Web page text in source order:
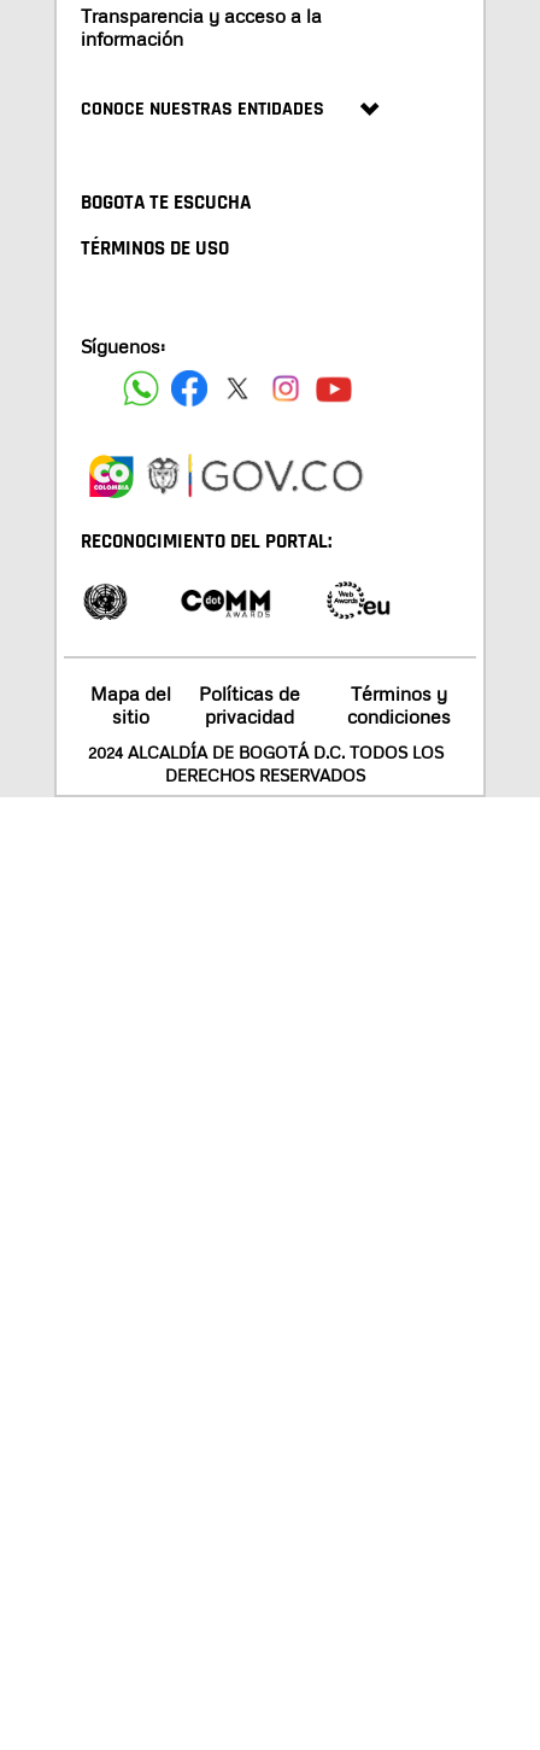
Transparencia y acceso a la
información
CONOCE NUESTRAS ENTIDADES
BOGOTA TE ESCUCHA
TÉRMINOS DE USO
Síguenos:
RECONOCIMIENTO DEL PORTAL:
Mapa del
sitio
Políticas de
privacidad
Términos y
condiciones
2024 ALCALDÍA DE BOGOTÁ D.C. TODOS LOS
DERECHOS RESERVADOS